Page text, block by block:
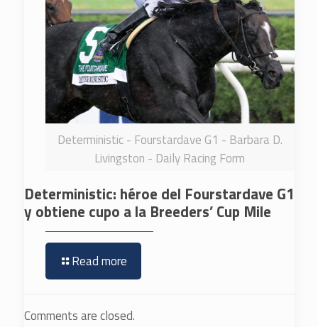
Deterministic - Fourstardave G1 - Barbara D.
Livingston - Daily Racing Form
Deterministic: héroe del Fourstardave G1
y obtiene cupo a la Breeders’ Cup Mile
Read more
Comments are closed.